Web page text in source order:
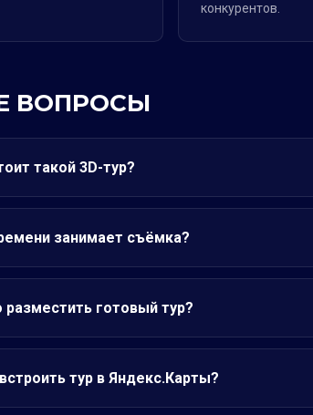
конкурентов.
ВОПРОСЫ
такой 3D-тур?
занимает съёмка?
готовый тур?
тур в Яндекс.Карты?